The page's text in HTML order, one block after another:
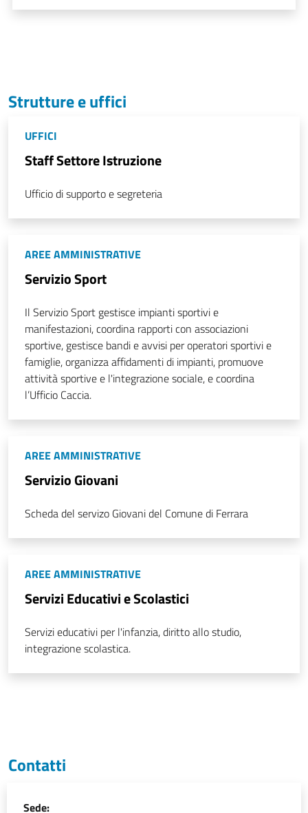
Strutture e uffici
UFFICI
Staff Settore Istruzione
Ufficio di supporto e segreteria
AREE AMMINISTRATIVE
Servizio Sport
Il Servizio Sport gestisce impianti sportivi e
manifestazioni, coordina rapporti con associazioni
sportive, gestisce bandi e avvisi per operatori sportivi e
famiglie, organizza affidamenti di impianti, promuove
attività sportive e l'integrazione sociale, e coordina
l’Ufficio Caccia.
AREE AMMINISTRATIVE
Servizio Giovani
Scheda del servizo Giovani del Comune di Ferrara
AREE AMMINISTRATIVE
Servizi Educativi e Scolastici
Servizi educativi per l'infanzia, diritto allo studio,
integrazione scolastica.
Contatti
Sede: